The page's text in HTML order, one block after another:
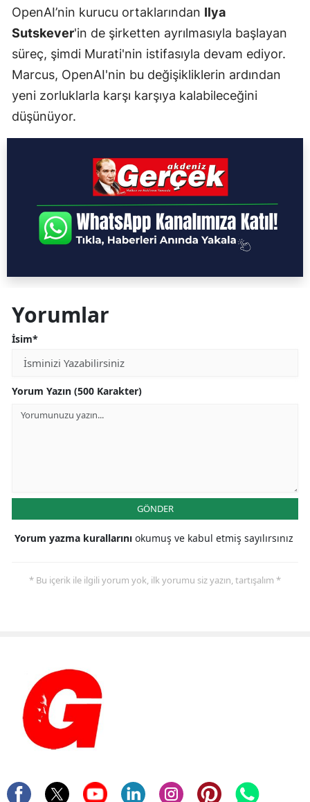
OpenAI’nin kurucu ortaklarından Ilya
Sutskever'in de şirketten ayrılmasıyla başlayan
süreç, şimdi Murati'nin istifasıyla devam ediyor.
Marcus, OpenAI'nin bu değişikliklerin ardından
yeni zorluklarla karşı karşıya kalabileceğini
düşünüyor.
Yorumlar
İsim*
Yorum Yazın (500 Karakter)
GÖNDER
Yorum yazma kurallarını okumuş ve kabul etmiş sayılırsınız
* Bu içerik ile ilgili yorum yok, ilk yorumu siz yazın, tartışalım *